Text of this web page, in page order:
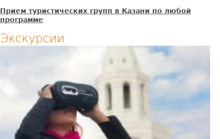
Прием туристических групп в Казани по любой
программе
Экскурсии